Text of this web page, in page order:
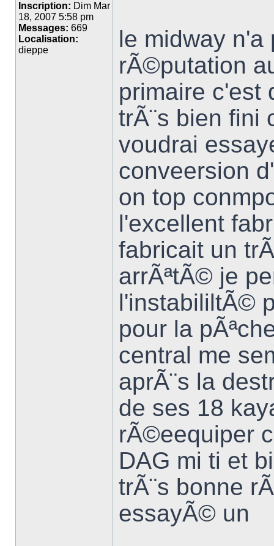
Inscription: Dim Mar
18, 2007 5:58 pm
Messages: 669
Localisation:
dieppe
le midway n'a
rÃ©putation
primaire c'est
trÃ¨s bien fini
voudrai
conveersion
on top
l'excellent
fabricait un
arrÃªtÃ© je
l'instabililtÃ©
pour la
central me
aprÃ¨s la
de ses 18
rÃ©eequiper
DAG mi ti et
trÃ¨s bonne
essayÃ© un